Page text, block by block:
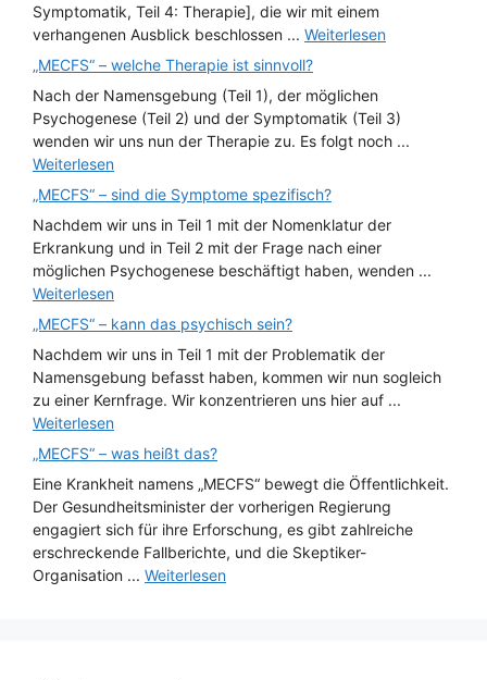
Symptomatik, Teil 4: Therapie], die wir mit einem
verhangenen Ausblick beschlossen ... Weiterlesen
„MECFS“ – welche Therapie ist sinnvoll?
Nach der Namensgebung (Teil 1), der möglichen
Psychogenese (Teil 2) und der Symptomatik (Teil 3)
wenden wir uns nun der Therapie zu. Es folgt noch ...
Weiterlesen
„MECFS“ – sind die Symptome spezifisch?
Nachdem wir uns in Teil 1 mit der Nomenklatur der
Erkrankung und in Teil 2 mit der Frage nach einer
möglichen Psychogenese beschäftigt haben, wenden ...
Weiterlesen
„MECFS“ – kann das psychisch sein?
Nachdem wir uns in Teil 1 mit der Problematik der
Namensgebung befasst haben, kommen wir nun sogleich
zu einer Kernfrage. Wir konzentrieren uns hier auf ...
Weiterlesen
„MECFS“ – was heißt das?
Eine Krankheit namens „MECFS“ bewegt die Öffentlichkeit.
Der Gesundheitsminister der vorherigen Regierung
engagiert sich für ihre Erforschung, es gibt zahlreiche
erschreckende Fallberichte, und die Skeptiker-
Organisation ... Weiterlesen